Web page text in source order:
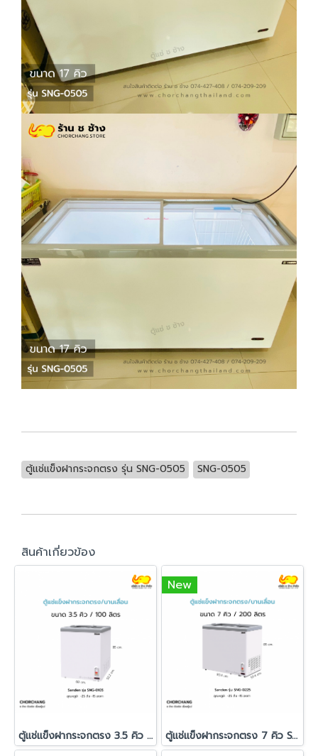
ตู้แช่แข็งฝากระจกตรง รุ่น SNG-0505 SNG-0505
สินค้าเกี่ยวข้อง
ตู้แช่แข็งฝากระจกตรง 3.5 คิว SANDEN รุ่น SNG-0105
New
ตู้แช่แข็งฝากระจกตรง 7 คิว SANDEN รุ่น SNG-0225